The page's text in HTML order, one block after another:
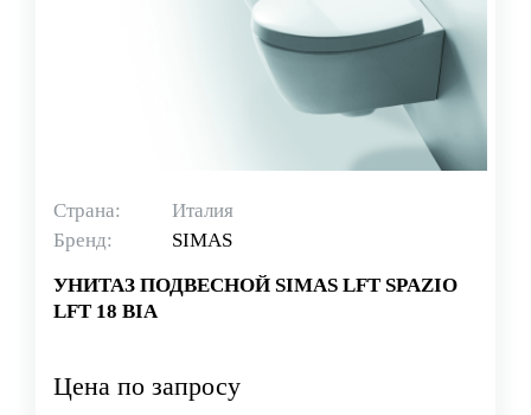
Страна:
Италия
Бренд:
SIMAS
УНИТАЗ ПОДВЕСНОЙ SIMAS LFT SPAZIO
LFT 18 BIA
Цена по запросу